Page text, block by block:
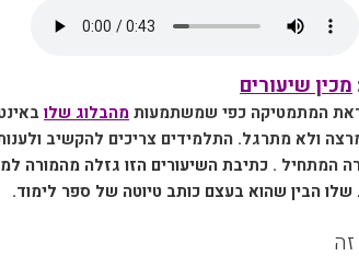
מכין שיעורים
המתמטיקה כפי שמשתמעותמהבלוג שלו
ולא מתרגל. התלמידים צריכים להקשיב
המתחיל . כתיבת השיעורים הזו גזלה מהמורה
שלו הבין שהוא בעצם כותב טיוטה של ספר לימוד.